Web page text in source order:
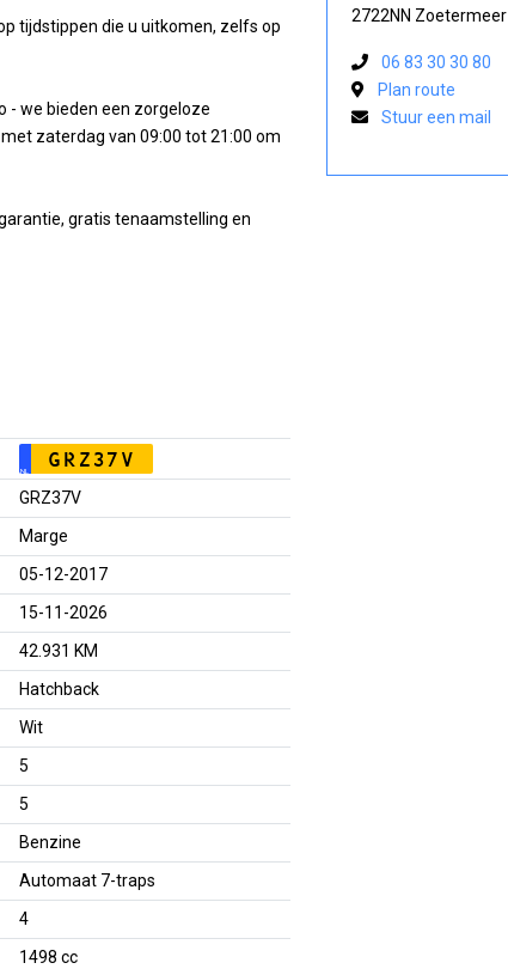
tijdstippen die u uitkomen, zelfs op
- we bieden een zorgeloze
zaterdag van 09:00 tot 21:00 om
gratis tenaamstelling en
NL GRZ37V
GRZ37V
Marge
05-12-2017
15-11-2026
42.931 KM
Hatchback
Wit
5
5
Benzine
Automaat 7-traps
4
1498 cc
2722NN Zoetermeer
06 83 30 30 80
Plan route
Stuur een mail